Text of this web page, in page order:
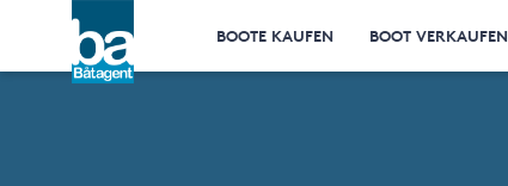
BOOTE KAUFEN BOOT VERKAUFEN